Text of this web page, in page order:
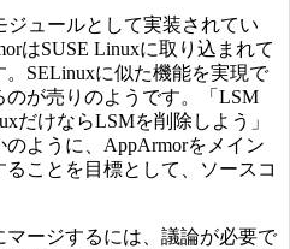
ュールとして実装されてい
はSUSE Linuxに取り込まれて
SELinuxに似た機能を実現で
が売りのようです。「LSM
だけならLSMを削除しよう」
ように、AppArmorをメイン
ことを目標として、ソースコ
ージするには、議論が必要で